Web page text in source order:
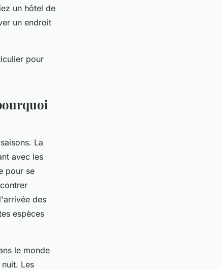
un hôtel de
un endroit
pour
La
avec les
pour se
des
espèces
le monde
Les